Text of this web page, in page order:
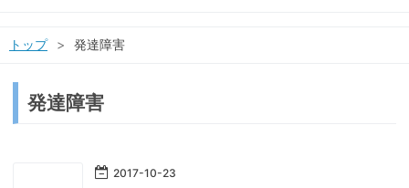
トップ > 発達障害
発達障害
2017-10-23